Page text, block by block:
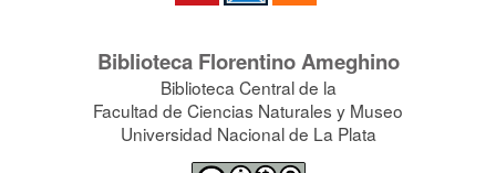
Biblioteca Florentino Ameghino
Biblioteca Central de la
Facultad de Ciencias Naturales y Museo
Universidad Nacional de La Plata